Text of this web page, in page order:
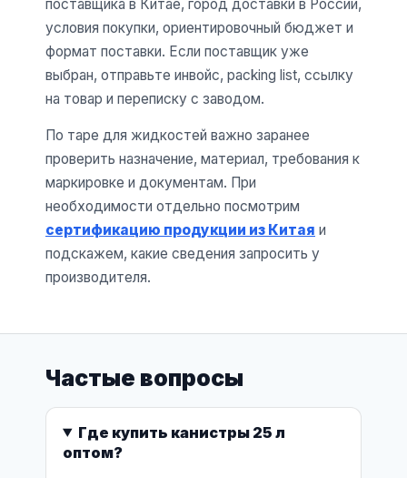
поставщика в Китае, город доставки в России,
условия покупки, ориентировочный бюджет и
формат поставки. Если поставщик уже
выбран, отправьте инвойс, packing list, ссылку
на товар и переписку с заводом.
По таре для жидкостей важно заранее
проверить назначение, материал, требования к
маркировке и документам. При
необходимости отдельно посмотрим
сертификацию продукции из Китая и
подскажем, какие сведения запросить у
производителя.
Частые вопросы
Где купить канистры 25 л
оптом?